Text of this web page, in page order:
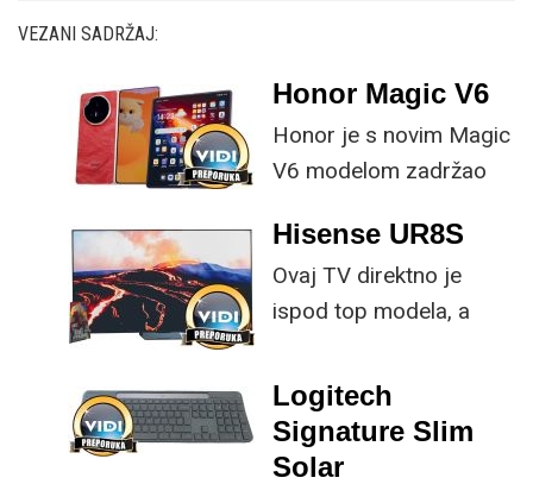
VEZANI SADRŽAJ:
Honor Magic V6
Honor je s novim Magic
V6 modelom zadržao
specifikacije, no
istovremeno
implementirao
ključne svakom
korisniku.
Hisense UR8S
Ovaj TV direktno je
ispod top modela, a
male ustupke možete
osjetno uštedjeti pri
kupnji.
Logitech
Signature Slim
Solar